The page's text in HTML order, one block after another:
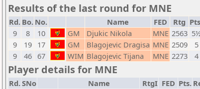
Results of the last round for MNE
Rd. Bo. No. Name FED Rtg
9
8 10 GM Djukic Nikola MNE 2563
9
19 17 GM Blagojevic Dragisa MNE 2509 5
9
46 67 WIM Blagojevic Tijana MNE 2273 4
Player details for MNE
Rd.SNo Name RtgI FED Pts.